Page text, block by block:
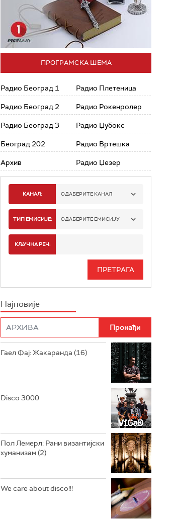
ПРОГРАМСКА ШЕМА
Радио Београд 1
Радио Београд 2
Радио Београд 3
Београд 202
Архив
Радио Плетеница
Радио Рокенролер
Радио Џубокс
Радио Вртешка
Радио Џезер
КАНАЛ: ОДАБЕРИТЕ КАНАЛ
РАДИО БЕОГРАД 1
РАДИО БЕОГРАД 3
РАДИО РОКЕНРОЛЕР
РАДИО ЏУБОКС
РАДИО ВРТЕШКА
РАДИО ЏЕЗЕР
ТИП ЕМИСИЈЕ: ОДАБЕРИТЕ ЕМИСИЈУ
ИНФО
КЉУЧНА РЕЧ:
Најновије
Гаел Фај: Жакаранда (16)
Disco 3000
Пол Лемерл: Рани византијски
хуманизам (2)
We care about disco!!!